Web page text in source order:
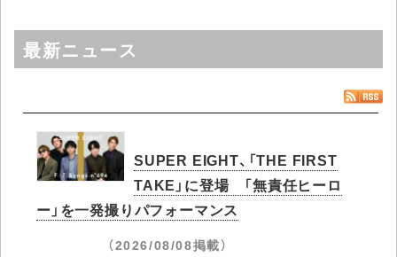
最新ニュース
SUPER EIGHT、「THE FIRST
TAKE」に登場 「無責任ヒーロ
ー」を一発撮りパフォーマンス
（2026/08/08掲載）